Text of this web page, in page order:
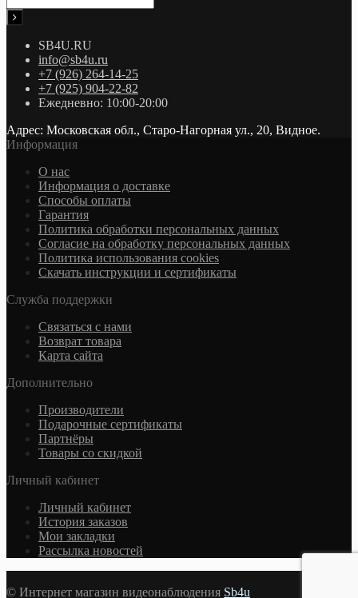
SB4U.RU
info@sb4u.ru
+7 (926) 264-14-25
+7 (925) 904-22-82
Ежедневно: 10:00-20:00
Адрес: Московская обл., Старо-Нагорная ул., 20, Видное.
Информация
О нас
Информация о доставке
Cпособы оплаты
Гарантия
Политика обработки персональных данных
Согласие на обработку персональных данных
Политика использования cookies
Скачать инструкции и сертификаты
Служба поддержки
Связаться с нами
Возврат товара
Карта сайта
Дополнительно
Производители
Подарочные сертификаты
Партнёры
Товары со скидкой
Личный кабинет
Личный кабинет
История заказов
Мои закладки
Рассылка новостей
© Интернет магазин видеонаблюдения Sb4u